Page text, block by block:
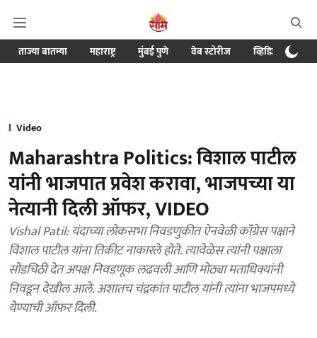
ताज्या बातम्या महाराष्ट्र मुंबई पुणे वेब स्टोरीज व्हिडिओ
Video
Maharashtra Politics: विशाल पाटील
यांनी भाजपात प्रवेश करावा, भाजपच्या या
नेत्यानी दिली ऑफर, VIDEO
Vishal Patil: यंदाच्या लोकसभा निवडणुकीत ऐनवेळी कॉंग्रेस पक्षाने
विशाल पाटील यांना तिकीट नाकारले होते. त्यावेळेस त्यांनी पक्षाला
सोडचिठी देत अपक्ष निवडणूक लढवली आणि मोठ्या मताधिक्यांनी
निवडून देखील आले. अशातच चंद्रकांत पाटील यांनी त्यांना भाजपमध्ये
येण्याची ऑफर दिली.